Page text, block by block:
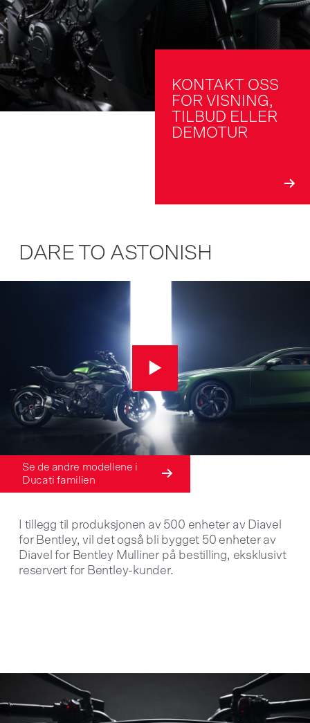
KONTAKT OSS
FOR VISNING,
TILBUD ELLER
DEMOTUR
DARE TO ASTONISH
Se de andre modellene i
Ducati familien
I tillegg til produksjonen av 500 enheter av Diavel
for Bentley, vil det også bli bygget 50 enheter av
Diavel for Bentley Mulliner på bestilling, eksklusivt
reservert for Bentley-kunder.